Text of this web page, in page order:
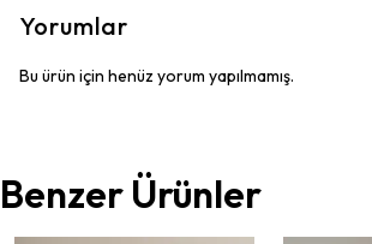
Yorumlar
Bu ürün için henüz yorum yapılmamış.
Benzer Ürünler